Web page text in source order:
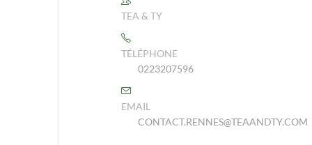
TEA & TY
TÉLÉPHONE
0223207596
EMAIL
CONTACT.RENNES@TEAANDTY.COM